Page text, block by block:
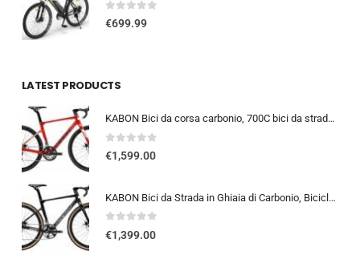
0out of 5
€699.99
LATEST PRODUCTS
KABON Bici da corsa carbonio, 700C bici da strada T800 Completamente carbonio con Shimano 105 R7000 22 velocità 8.1 KG Leg…
0out of 5
€1,599.00
KABON Bici da Strada in Ghiaia di Carbonio, Bicicletta con Telaio in Fibra di Carbonio T800 con Bicicletta da Corsa con Fr…
0out of 5
€1,399.00